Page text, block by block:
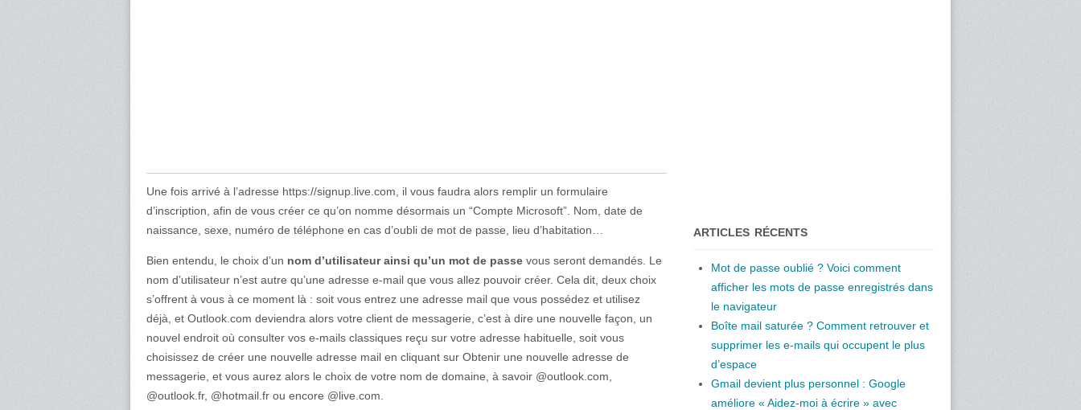
Une fois arrivé à l’adresse https://signup.live.com, il vous faudra alors remplir un formulaire
d’inscription, afin de vous créer ce qu’on nomme désormais un “Compte Microsoft”. Nom, date de
naissance, sexe, numéro de téléphone en cas d’oubli de mot de passe, lieu d’habitation…
Bien entendu, le choix d’un nom d’utilisateur ainsi qu’un mot de passe vous seront demandés. Le
nom d’utilisateur n’est autre qu’une adresse e-mail que vous allez pouvoir créer. Cela dit, deux choix
s’offrent à vous à ce moment là : soit vous entrez une adresse mail que vous possédez et utilisez
déjà, et Outlook.com deviendra alors votre client de messagerie, c’est à dire une nouvelle façon, un
nouvel endroit où consulter vos e-mails classiques reçu sur votre adresse habituelle, soit vous
choisissez de créer une nouvelle adresse mail en cliquant sur Obtenir une nouvelle adresse de
messagerie, et vous aurez alors le choix de votre nom de domaine, à savoir @outlook.com,
@outlook.fr, @hotmail.fr ou encore @live.com.
ARTICLES RÉCENTS
Mot de passe oublié ? Voici comment
afficher les mots de passe enregistrés dans
le navigateur
Boîte mail saturée ? Comment retrouver et
supprimer les e-mails qui occupent le plus
d’espace
Gmail devient plus personnel : Google
améliore « Aidez-moi à écrire » avec